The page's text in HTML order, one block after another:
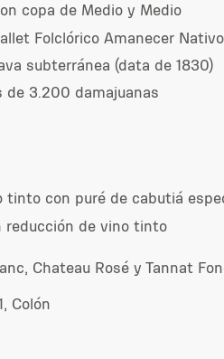
copa de Medio y Medio
Folclórico Amanecer Nativo
subterránea (data de 1830)
de 3.200 damajuanas
tinto con puré de cabutiá
reducción de vino tinto
Chateau Rosé y Tannat
Colón